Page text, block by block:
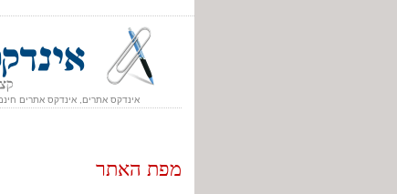
אינדקס אתרים, אינדקס אתרים
מפת האתר